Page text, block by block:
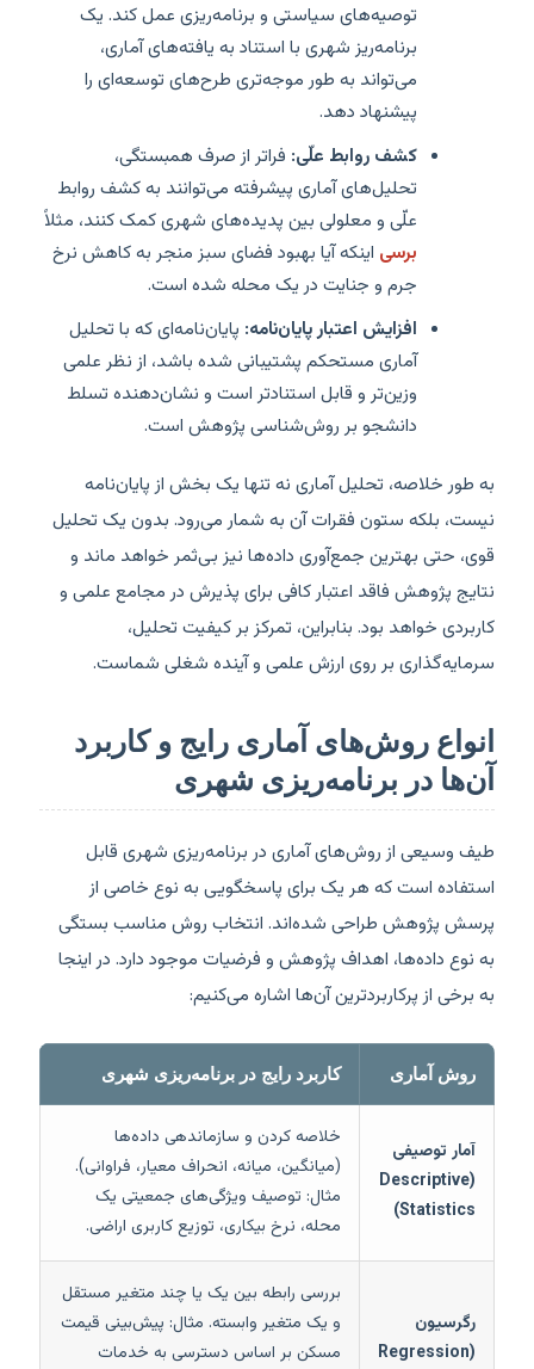
توصیه‌های سیاستی و برنامه‌ریزی عمل کند. یک
برنامه‌ریز شهری با استناد به یافته‌های آماری،
می‌تواند به طور موجه‌تری طرح‌های توسعه‌ای را
پیشنهاد دهد.
کشف روابط علّی: فراتر از صرف همبستگی،
تحلیل‌های آماری پیشرفته می‌توانند به کشف روابط
علّی و معلولی بین پدیده‌های شهری کمک کنند، مثلاً
اینکه آیا بهبود فضای سبز منجر به کاهش نرخ
جرم و جنایت در یک محله شده است.
افزایش اعتبار پایان‌نامه:پایان‌نامه‌ای که با تحلیل
آماری مستحکم پشتیبانی شده باشد، از نظر علمی
وزین‌تر و قابل استنادتر است و نشان‌دهنده تسلط
دانشجو بر روش‌شناسی پژوهش است.
به طور خلاصه، تحلیل آماری نه تنها یک بخش از پایان‌نامه
نیست، بلکه ستون فقرات آن به شمار می‌رود. بدون یک تحلیل
قوی، حتی بهترین جمع‌آوری داده‌ها نیز بی‌ثمر خواهد ماند و
نتایج پژوهش فاقد اعتبار کافی برای پذیرش در مجامع علمی و
کاربردی خواهد بود. بنابراین، تمرکز بر کیفیت تحلیل،
سرمایه‌گذاری بر روی ارزش علمی و آینده شغلی شماست.
انواع روش‌های آماری رایج و کاربرد
آن‌ها در برنامه‌ریزی شهری
طیف وسیعی از روش‌های آماری در برنامه‌ریزی شهری قابل
استفاده است که هر یک برای پاسخگویی به نوع خاصی از
پرسش پژوهش طراحی شده‌اند. انتخاب روش مناسب بستگی
به نوع داده‌ها، اهداف پژوهش و فرضیات موجود دارد. در اینجا
به برخی از پرکاربردترین آن‌ها اشاره می‌کنیم:
روش آماری کاربرد رایج در برنامه‌ریزی شهری
آمار توصیفی
(Descriptive
Statistics)
خلاصه کردن و سازماندهی داده‌ها
(میانگین، میانه، انحراف معیار، فراوانی).
مثال: توصیف ویژگی‌های جمعیتی یک
محله، نرخ بیکاری، توزیع کاربری اراضی.
رگرسیون
(Regression
بررسی رابطه بین یک یا چند متغیر مستقل
و یک متغیر وابسته. مثال: پیش‌بینی قیمت
مسکن بر اساس دسترسی به خدمات